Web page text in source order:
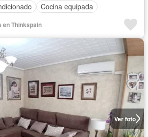
Cocina equipada
en Thinkspain
Ver foto